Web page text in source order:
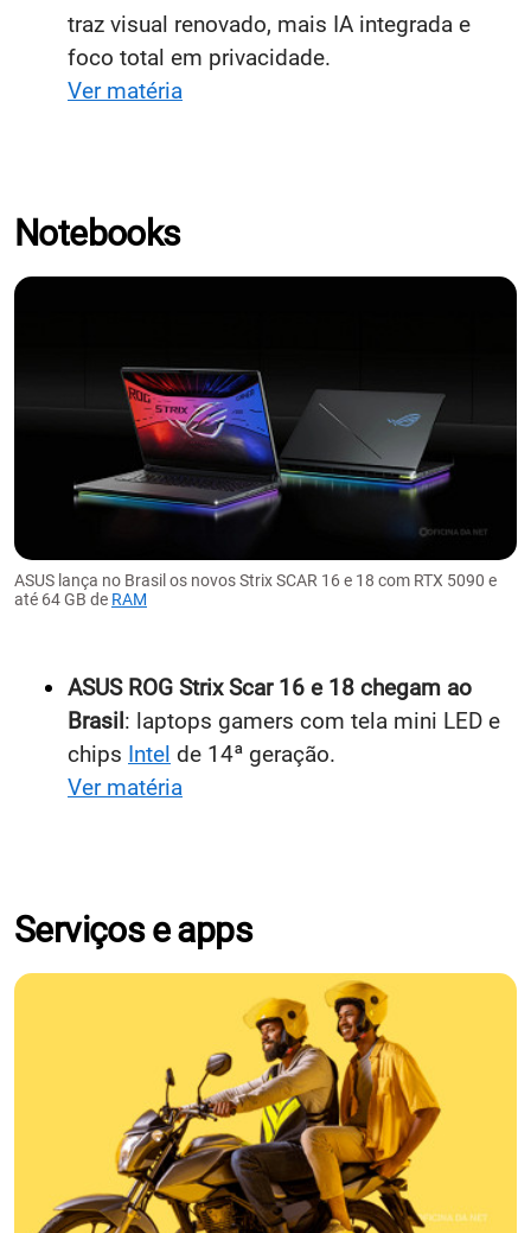
traz visual renovado, mais IA integrada e
foco total em privacidade.
Ver matéria
Notebooks
ASUS lança no Brasil os novos Strix SCAR 16 e 18 com RTX 5090 e
até 64 GB de RAM
ASUS ROG Strix Scar 16 e 18 chegam ao
Brasil: laptops gamers com tela mini LED e
chips Intel de 14ª geração.
Ver matéria
Serviços e apps